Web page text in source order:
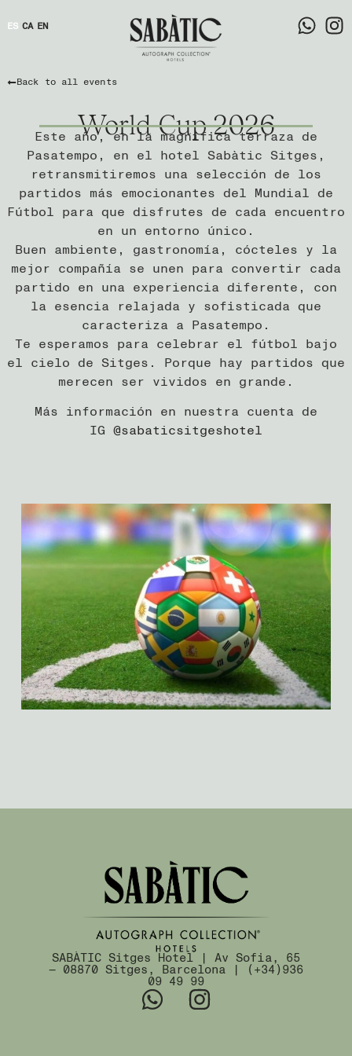
ES CA EN
Back to all events
World Cup 2026
Este año, en la magnífica terraza de
Pasatempo, en el hotel Sabàtic Sitges,
retransmitiremos una selección de los
partidos más emocionantes del Mundial de
Fútbol para que disfrutes de cada encuentro
en un entorno único.
Buen ambiente, gastronomía, cócteles y la
mejor compañía se unen para convertir cada
partido en una experiencia diferente, con
la esencia relajada y sofisticada que
caracteriza a Pasatempo.
Te esperamos para celebrar el fútbol bajo
el cielo de Sitges. Porque hay partidos que
merecen ser vividos en grande.
Más información en nuestra cuenta de
IG @sabaticsitgeshotel
SABÀTIC Sitges Hotel | Av Sofia, 65
— 08870 Sitges, Barcelona | (+34)936
09 49 99